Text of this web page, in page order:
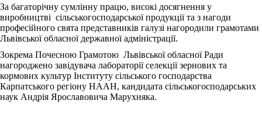
За багаторічну сумлінну працю, високі досягнення у
виробництві сільськогосподарської продукції та з нагоди
професійного свята представників галузі нагородили грамотами
Львівської обласної державної адміністрації.
Зокрема Почесною Грамотою Львівської обласної Ради
нагороджено завідувача лабораторії селекції зернових та
кормових культур Інституту сільського господарства
Карпатського регіону НААН, кандидата сільськогосподарських
наук Андрія Ярославовича Марухняка.